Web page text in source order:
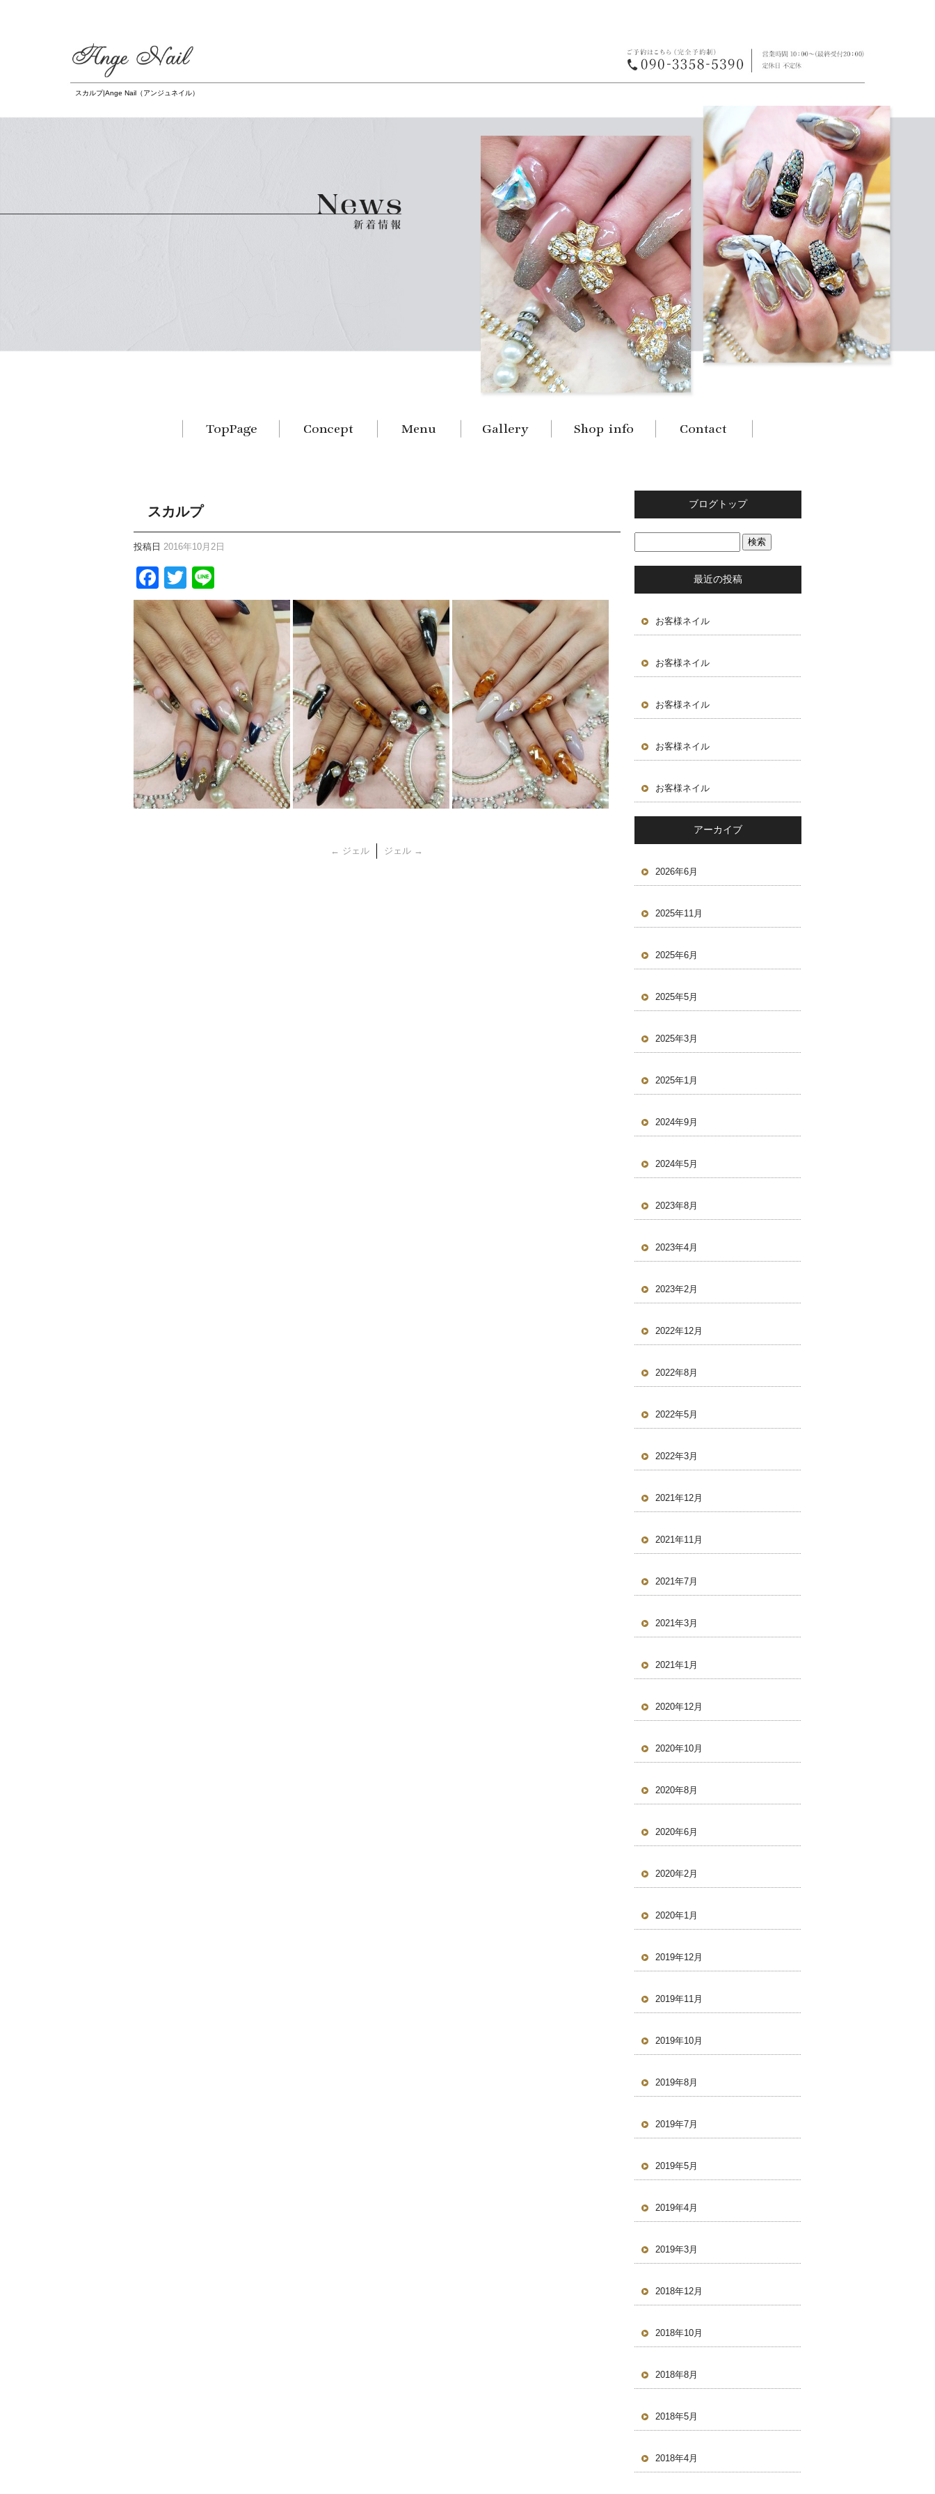
スカルプ|Ange Nail（アンジュネイル）
スカルプ
投稿日 2016年10月2日
Facebook
Twitter
← ジェル ジェル →
ブログトップ
最近の投稿
お客様ネイル
お客様ネイル
お客様ネイル
お客様ネイル
お客様ネイル
アーカイブ
2026年6月
2025年11月
2025年6月
2025年5月
2025年3月
2025年1月
2024年9月
2024年5月
2023年8月
2023年4月
2023年2月
2022年12月
2022年8月
2022年5月
2022年3月
2021年12月
2021年11月
2021年7月
2021年3月
2021年1月
2020年12月
2020年10月
2020年8月
2020年6月
2020年2月
2020年1月
2019年12月
2019年11月
2019年10月
2019年8月
2019年7月
2019年5月
2019年4月
2019年3月
2018年12月
2018年10月
2018年8月
2018年5月
2018年4月